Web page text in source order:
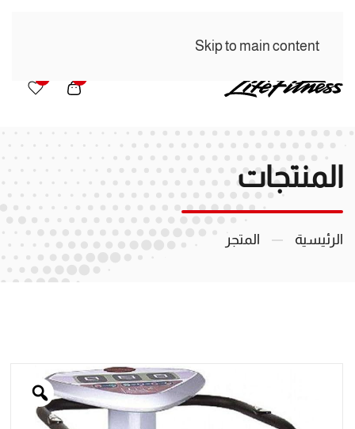
Skip to main content
المنتجات
الرئيسية المتجر